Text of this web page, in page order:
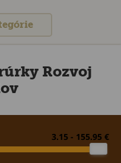
Rozvoj
3.15 - 155.95 €